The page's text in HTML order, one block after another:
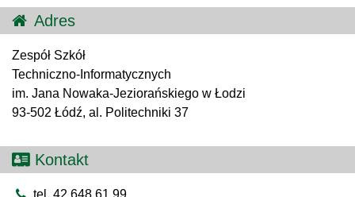
Adres
Zespół Szkół
Techniczno-Informatycznych
im. Jana Nowaka-Jeziorańskiego w Łodzi
93-502 Łódź, al. Politechniki 37
Kontakt